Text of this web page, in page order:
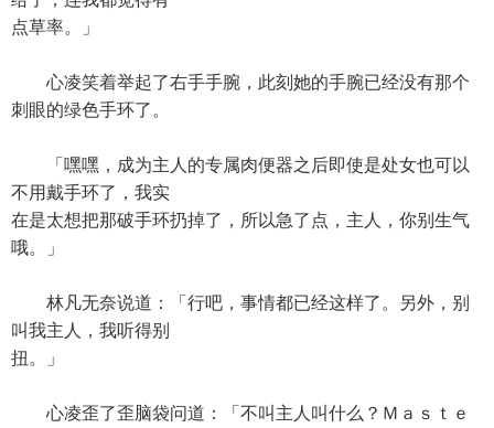
点草率。」
心凌笑着举起了右手手腕，此刻她的手腕已经没有那个
刺眼的绿色手环了。
「嘿嘿，成为主人的专属肉便器之后即使是处女也可以
不用戴手环了，我实
在是太想把那破手环扔掉了，所以急了点，主人，你别生气
哦。」
林凡无奈说道：「行吧，事情都已经这样了。另外，别
叫我主人，我听得别
扭。」
心凌歪了歪脑袋问道：「不叫主人叫什么？Ｍａｓｔｅ